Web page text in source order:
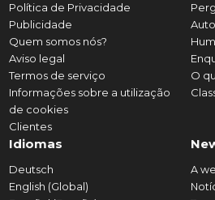
Política de Privacidade
Publicidade
Quem somos nós?
Aviso legal
Termos de serviço
Informações sobre a utilização
de cookies
Clientes
O
Idiomas
Deutsch
English (Global)
A